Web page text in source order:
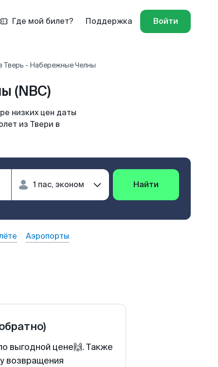
Где мой билет? Поддержка Войти
Тверь - Набережные Челны
(NBC)
низких цен даты
из Твери в
Найти
Аэропорты
выгодной цене🙌. Также
возвращения